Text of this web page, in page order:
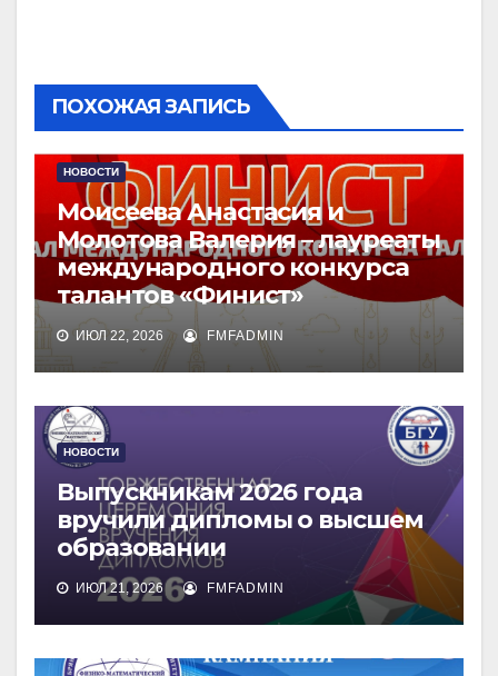
ПОХОЖАЯ ЗАПИСЬ
НОВОСТИ
Моисеева Анастасия и
Молотова Валерия – лауреаты
международного конкурса
талантов «Финист»
ИЮЛ 22, 2026 FMFADMIN
НОВОСТИ
Выпускникам 2026 года
вручили дипломы о высшем
образовании
ИЮЛ 21, 2026 FMFADMIN